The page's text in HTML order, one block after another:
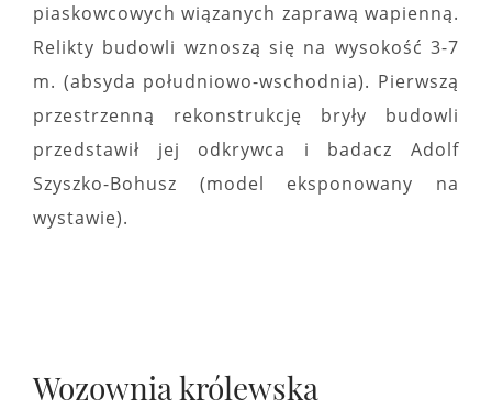
piaskowcowych wiązanych zaprawą wapienną.
Relikty budowli wznoszą się na wysokość 3-7
m. (absyda południowo-wschodnia). Pierwszą
przestrzenną rekonstrukcję bryły budowli
przedstawił jej odkrywca i badacz Adolf
Szyszko-Bohusz (model eksponowany na
wystawie).
Wozownia królewska